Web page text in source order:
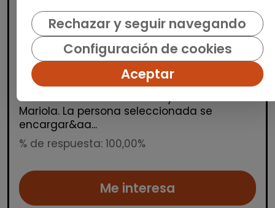
AURA FACILITY SERVICES S.L.|
España(Alicante)
Auracee selecciona un/a operario/a
carretillero/a con certificado de
discapacidad para trabajar en una planta
de triturado situada en Banyeres de
Mariola. La persona seleccionada se
encargar&aa...
% de respuesta: 100,00%
Me interesa
Rechazar y seguir navegando
Configuración de cookies
Aceptar